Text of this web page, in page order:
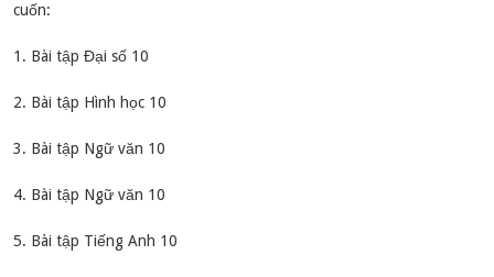
cuốn:
1. Bài tập Đại số 10
2. Bài tập Hình học 10
3. Bài tập Ngữ văn 10
4. Bài tập Ngữ văn 10
5. Bài tập Tiếng Anh 10